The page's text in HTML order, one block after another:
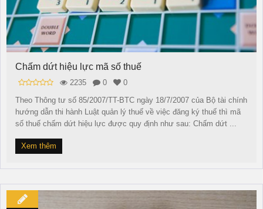
Chấm dứt hiệu lực mã số thuế
2235 0
0
Theo Thông tư số 85/2007/TT-BTC ngày 18/7/2007 của Bộ tài chính
hướng dẫn thi hành Luật quản lý thuế về việc đăng ký thuế thì mã
số thuế chấm dứt hiệu lực được quy định như sau: Chấm dứt ...
Xem thêm